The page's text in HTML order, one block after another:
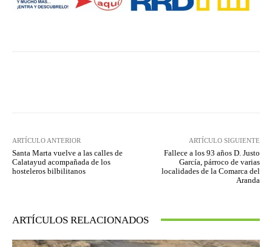
ARTÍCULO ANTERIOR
Santa Marta vuelve a las calles de
Calatayud acompañada de los
hosteleros bilbilitanos
ARTÍCULO SIGUIENTE
Fallece a los 93 años D. Justo
García, párroco de varias
localidades de la Comarca del
Aranda
ARTÍCULOS RELACIONADOS